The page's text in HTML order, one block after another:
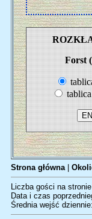
Forst
Strona główna|
Liczba gości na stronie
Data i czas
Średnia wejść dziennie: